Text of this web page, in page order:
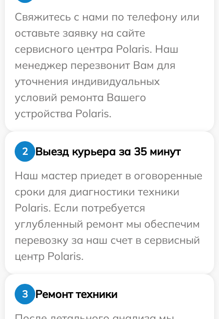
Свяжитесь с нами по телефону или
оставьте заявку на сайте
сервисного центра Polaris. Наш
менеджер перезвонит Вам для
уточнения индивидуальных
условий ремонта Вашего
устройства Polaris.
2
Выезд курьера за 35 минут
Наш мастер приедет в оговоренные
сроки для диагностики техники
Polaris. Если потребуется
углубленный ремонт мы обеспечим
перевозку за наш счет в сервисный
центр Polaris.
3
Ремонт техники